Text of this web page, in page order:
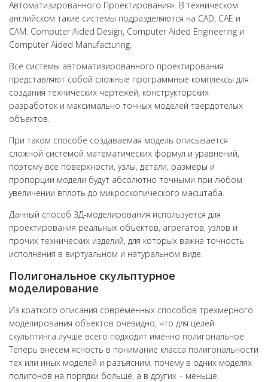
Автоматизированного Проектирования». В техническом
английском такие системы подразделяются на CAD, CAE и
CAM: Computer Aided Design, Computer Aided Engineering и
Computer Aided Manufacturing.
Все системы автоматизированного проектирования
представляют собой сложные программные комплексы для
создания технических чертежей, конструкторских
разработок и максимально точных моделей твердотелых
объектов.
При таком способе создаваемая модель описывается
сложной системой математических формул и уравнений,
поэтому все поверхности, узлы, детали, размеры и
пропорции модели будут абсолютно точными при любом
увеличении вплоть до микроскопического масштаба.
Данный способ 3Д-моделирования используется для
проектирования реальных объектов, агрегатов, узлов и
прочих технических изделий, для которых важна точность
исполнения в виртуальном и натуральном виде.
Полигональное скульптурное
моделирование
Из краткого описания современных способов трехмерного
моделирования объектов очевидно, что для целей
скульптинга лучше всего подходит именно полигональное.
Теперь внесем ясность в понимание класса полигональности
тех или иных моделей и разъясним, почему в одних моделях
полигонов на порядки больше, а в других – меньше.